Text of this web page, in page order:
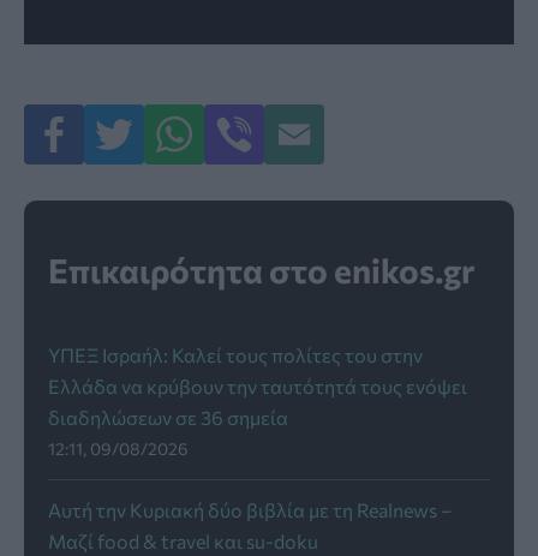
Επικαιρότητα στο enikos.gr
ΥΠΕΞ Ισραήλ: Καλεί τους πολίτες του στην
Ελλάδα να κρύβουν την ταυτότητά τους ενόψει
διαδηλώσεων σε 36 σημεία
12:11, 09/08/2026
Αυτή την Κυριακή δύο βιβλία με τη Realnews –
Μαζί food & travel και su-doku